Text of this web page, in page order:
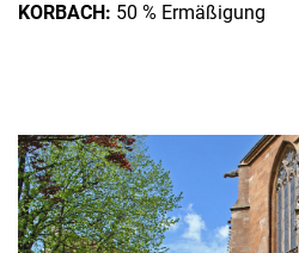
KORBACH: 50 % Ermäßigung